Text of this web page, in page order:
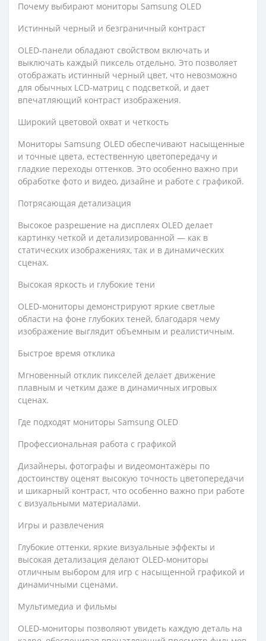
Почему выбирают мониторы Samsung OLED
Истинный черный и безграничный контраст
OLED‑панели обладают свойством включать и
выключать каждый пиксель отдельно. Это позволяет
отображать истинный черный цвет, что невозможно
для обычных LCD‑матриц с подсветкой, и дает
впечатляющий контраст изображения.
Широкий цветовой охват и четкость
Мониторы Samsung OLED обеспечивают насыщенные
и точные цвета, естественную цветопередачу и
гладкие переходы оттенков. Это особенно важно при
обработке фото и видео, дизайне и работе с графикой.
Потрясающая детализация
Высокое разрешение на дисплеях OLED делает
картинку четкой и детализированной — как в
статических изображениях, так и в динамических
сценах.
Высокая яркость и глубокие тени
OLED‑мониторы демонстрируют яркие светлые
области на фоне глубоких теней, благодаря чему
изображение выглядит объемным и реалистичным.
Быстрое время отклика
Мгновенный отклик пикселей делает движение
плавным и четким даже в динамичных игровых
сценах.
Где подходят мониторы Samsung OLED
Профессиональная работа с графикой
Дизайнеры, фотографы и видеомонтажёры по
достоинству оценят высокую точность цветопередачи
и шикарный контраст, что особенно важно при работе
с визуальными материалами.
Игры и развлечения
Глубокие оттенки, яркие визуальные эффекты и
высокая детализация делают OLED‑мониторы
отличным выбором для игр с насыщенной графикой и
динамичными сценами.
Мультимедиа и фильмы
OLED‑мониторы позволяют увидеть каждую деталь на